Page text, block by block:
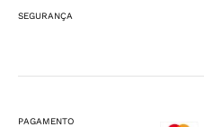
SEGURANÇA
PAGAMENTO